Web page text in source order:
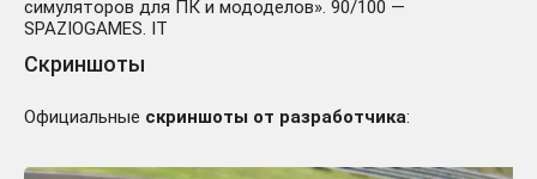
симуляторов для ПК и мододелов». 90/100 —
SPAZIOGAMES. IT
Скриншоты
Официальные скриншоты от разработчика: